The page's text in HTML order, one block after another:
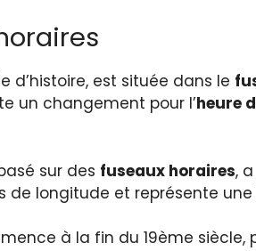
d’histoire, est située dans le
un changement pour l’heure
sur des fuseaux horaires,
de longitude et représente
à la fin du 19ème